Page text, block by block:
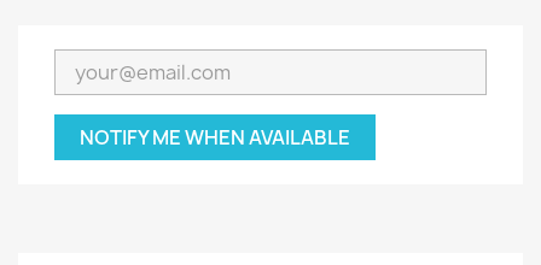
NOTIFY ME WHEN AVAILABLE